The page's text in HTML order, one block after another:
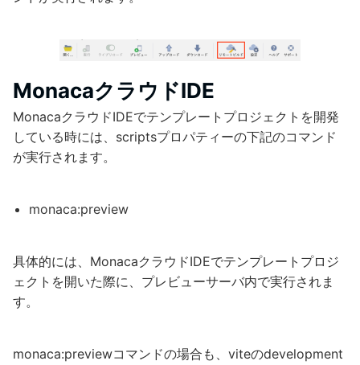
MonacaクラウドIDE
MonacaクラウドIDEでテンプレートプロジェクトを開発
している時には、scriptsプロパティーの下記のコマンド
が実行されます。
monaca:preview
具体的には、MonacaクラウドIDEでテンプレートプロジ
ェクトを開いた際に、プレビューサーバ内で実行されま
す。
monaca:previewコマンドの場合も、viteのdevelopment